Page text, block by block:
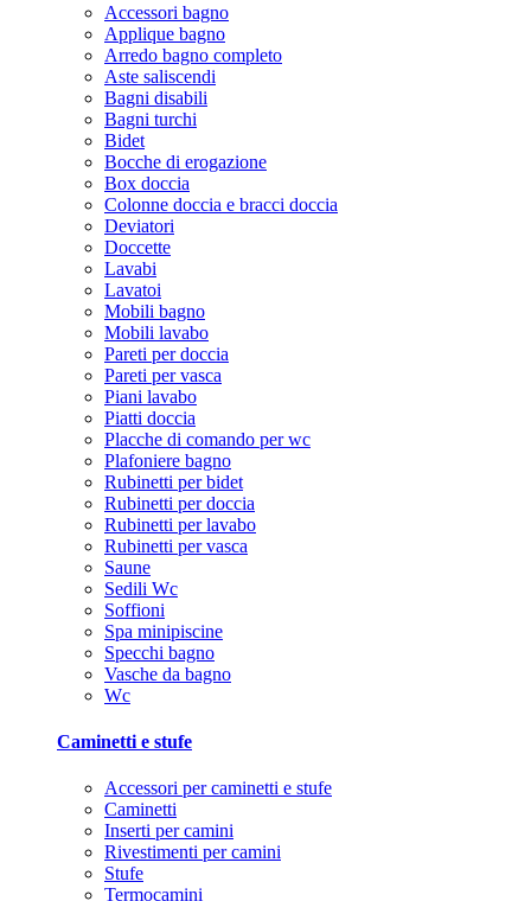
Accessori bagno
Applique bagno
Arredo bagno completo
Aste saliscendi
Bagni disabili
Bagni turchi
Bidet
Bocche di erogazione
Box doccia
Colonne doccia e bracci doccia
Deviatori
Doccette
Lavabi
Lavatoi
Mobili bagno
Mobili lavabo
Pareti per doccia
Pareti per vasca
Piani lavabo
Piatti doccia
Placche di comando per wc
Plafoniere bagno
Rubinetti per bidet
Rubinetti per doccia
Rubinetti per lavabo
Rubinetti per vasca
Saune
Sedili Wc
Soffioni
Spa minipiscine
Specchi bagno
Vasche da bagno
Wc
Caminetti e stufe
Accessori per caminetti e stufe
Caminetti
Inserti per camini
Rivestimenti per camini
Stufe
Termocamini